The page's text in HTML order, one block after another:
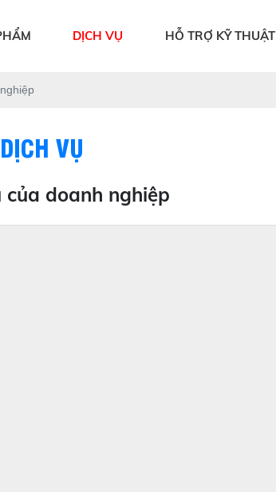
DỊCH VỤ HỖ TRỢ KỸ THUẬT
DỊCH VỤ
của doanh nghiệp